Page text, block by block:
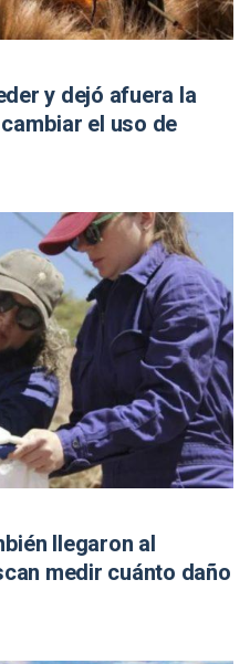
y dejó afuera la
el uso de
llegaron al
medir cuánto daño